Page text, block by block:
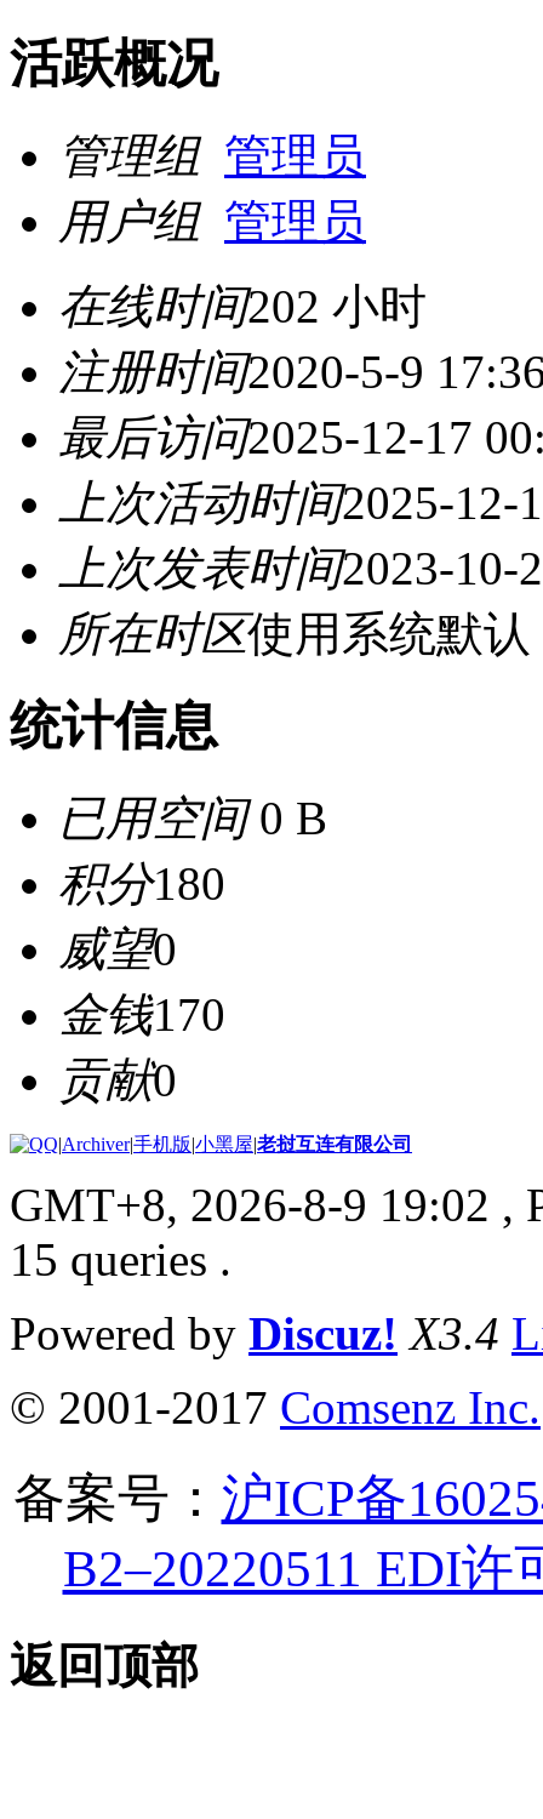
活跃概况
管理组 管理员
用户组 管理员
在线时间202 小时
注册时间2020-5-9
最后访问2025-12-17
上次活动时间2025-12-
上次发表时间2023-10-
所在时区使用系统默认
统计信息
已用空间0 B
积分180
威望0
金钱170
贡献0
|Archiver|手机版|小黑屋|老挝互连有限公司
GMT+8, 2026-8-9 19:02 ,
15 queries .
Powered by Discuz! X3.4
© 2001-2017 Comsenz Inc.
备案号： 沪ICP备
B2–20220511 EDI许
返回顶部